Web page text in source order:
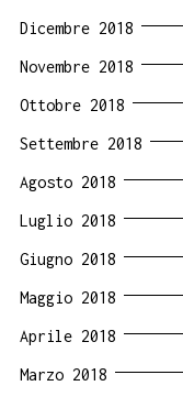
Dicembre 2018
Novembre 2018
Ottobre 2018
Settembre 2018
Agosto 2018
Luglio 2018
Giugno 2018
Maggio 2018
Aprile 2018
Marzo 2018